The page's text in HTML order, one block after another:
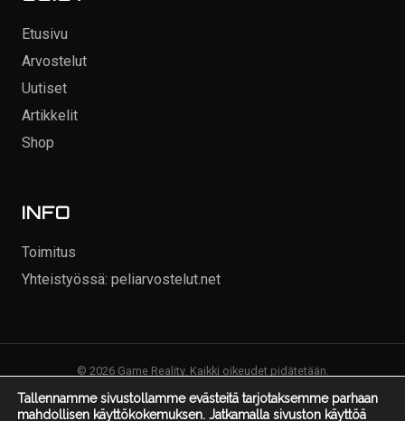
Tallennamme sivustollamme evästeitä tarjotaksemme parhaan
mahdollisen käyttökokemuksen. Jatkamalla sivuston käyttöä
Etusivu
Arvostelut
Uutiset
Artikkelit
Shop
INFO
Toimitus
Yhteistyössä: peliarvostelut.net
© 2026 Game Reality. Kaikki oikeudet pidätetään.